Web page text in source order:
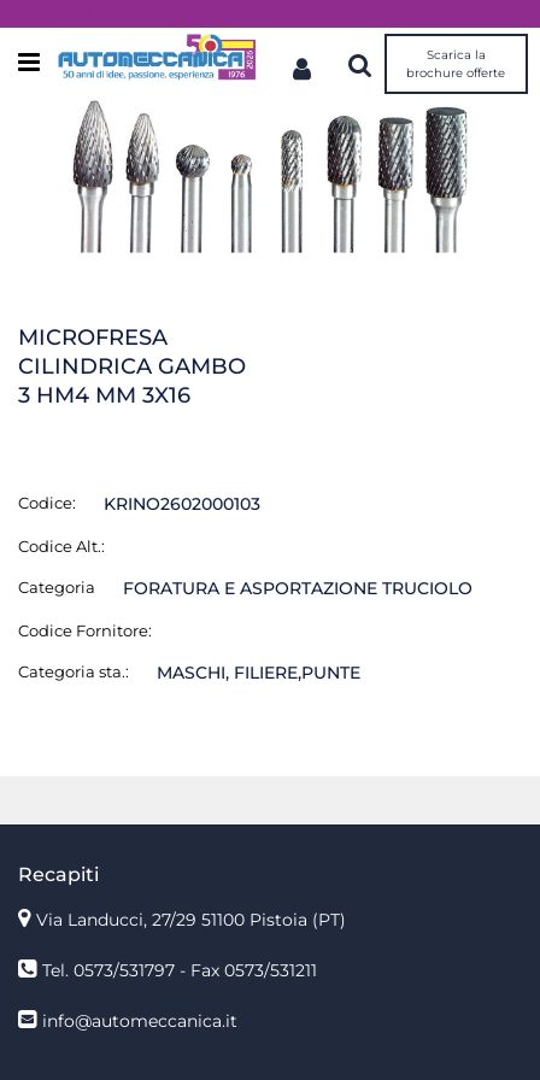
Open menu
Scarica la
brochure offerte
MICROFRESA
CILINDRICA GAMBO
3 HM4 MM 3X16
Codice: KRINO2602000103
Codice Alt.:
Categoria FORATURA E ASPORTAZIONE TRUCIOLO
Codice Fornitore:
Categoria sta.: MASCHI, FILIERE,PUNTE
Recapiti
Via Landucci, 27/29 51100 Pistoia (PT)
Tel. 0573/531797 - Fax 0573/531211
info@automeccanica.it